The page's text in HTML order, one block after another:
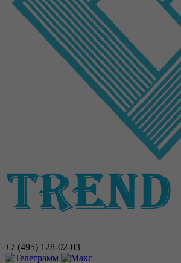
+7 (495) 128-02-03